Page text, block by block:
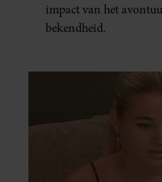
impact van het
bekendheid.